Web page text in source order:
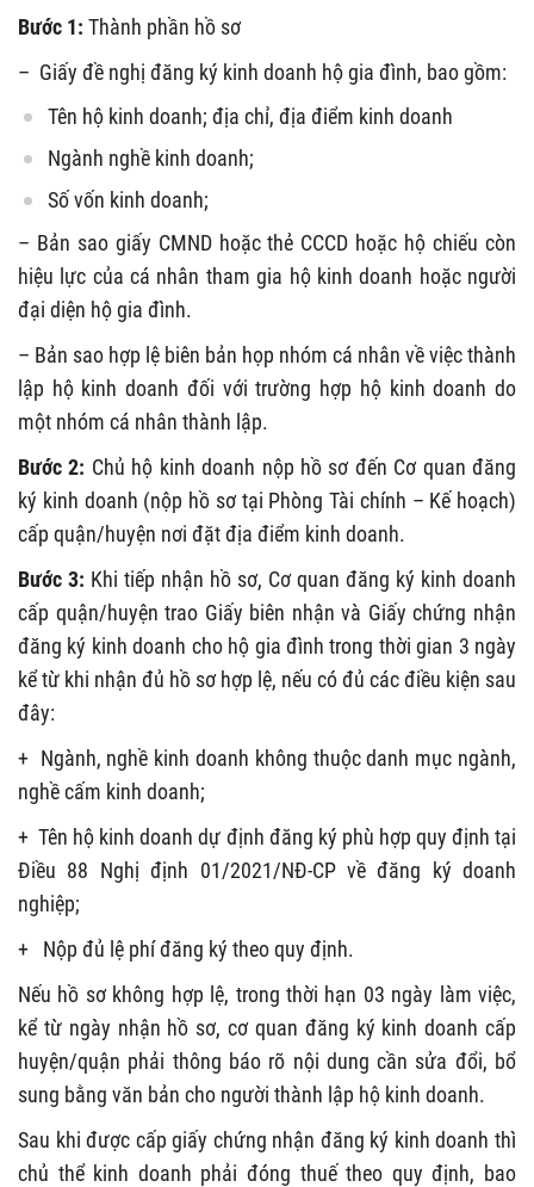
Bước 1: Thành phần hồ sơ
– Giấy đề nghị đăng ký kinh doanh hộ gia đình, bao gồm:
Tên hộ kinh doanh; địa chỉ, địa điểm kinh doanh
Ngành nghề kinh doanh;
Số vốn kinh doanh;
– Bản sao giấy CMND hoặc thẻ CCCD hoặc hộ chiếu còn
hiệu lực của cá nhân tham gia hộ kinh doanh hoặc người
đại diện hộ gia đình.
– Bản sao hợp lệ biên bản họp nhóm cá nhân về việc thành
lập hộ kinh doanh đối với trường hợp hộ kinh doanh do
một nhóm cá nhân thành lập.
Bước 2: Chủ hộ kinh doanh nộp hồ sơ đến Cơ quan đăng
ký kinh doanh (nộp hồ sơ tại Phòng Tài chính – Kế hoạch)
cấp quận/huyện nơi đặt địa điểm kinh doanh.
Bước 3: Khi tiếp nhận hồ sơ, Cơ quan đăng ký kinh doanh
cấp quận/huyện trao Giấy biên nhận và Giấy chứng nhận
đăng ký kinh doanh cho hộ gia đình trong thời gian 3 ngày
kể từ khi nhận đủ hồ sơ hợp lệ, nếu có đủ các điều kiện sau
đây:
+ Ngành, nghề kinh doanh không thuộc danh mục ngành,
nghề cấm kinh doanh;
+ Tên hộ kinh doanh dự định đăng ký phù hợp quy định tại
Điều 88 Nghị định 01/2021/NĐ-CP về đăng ký doanh
nghiệp;
+ Nộp đủ lệ phí đăng ký theo quy định.
Nếu hồ sơ không hợp lệ, trong thời hạn 03 ngày làm việc,
kể từ ngày nhận hồ sơ, cơ quan đăng ký kinh doanh cấp
huyện/quận phải thông báo rõ nội dung cần sửa đổi, bổ
sung bằng văn bản cho người thành lập hộ kinh doanh.
Sau khi được cấp giấy chứng nhận đăng ký kinh doanh thì
chủ thể kinh doanh phải đóng thuế theo quy định, bao